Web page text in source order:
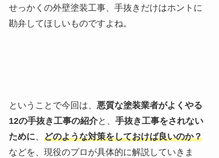
せっかくの外壁塗装工事、手抜きだけはホントに
勘弁してほしいものですよね。
ということで今回は、 悪質な塗装業者がよくやる
12の手抜き工事の紹介と、 手抜き工事をされない
ために、 どのような対策をしておけば良いのか？
などを、現役のプロが具体的に解説していきま